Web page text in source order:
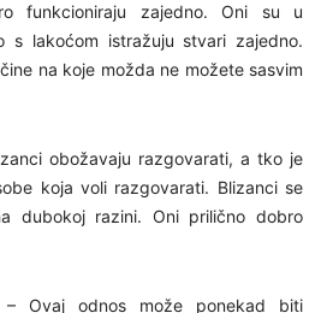
funkcioniraju zajedno. Oni su u
s lakoćom istražuju stvari zajedno.
na koje možda ne možete sasvim
obožavaju razgovarati, a tko je
koja voli razgovarati. Blizanci se
dubokoj razini. Oni prilično dobro
– Ovaj odnos može ponekad biti